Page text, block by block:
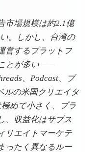
市場規模は約2.1億
。しかし、台湾の
営するプラットフ
とが多い——
、Podcast、ブ
の米国クリエイタ
めて小さく、プラ
、収益化はサブス
リエイトマーケテ
ったく異なるルー